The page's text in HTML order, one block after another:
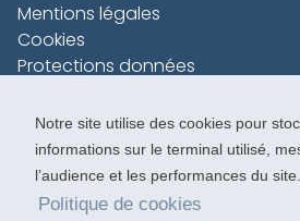
Notre site utilise des cookies pour
informations sur le terminal utilisé,
l’audience et les performances du site.
Politique de cookies
Mentions légales
Cookies
Protections données
Charte voyageur
Copyright 1996-2026